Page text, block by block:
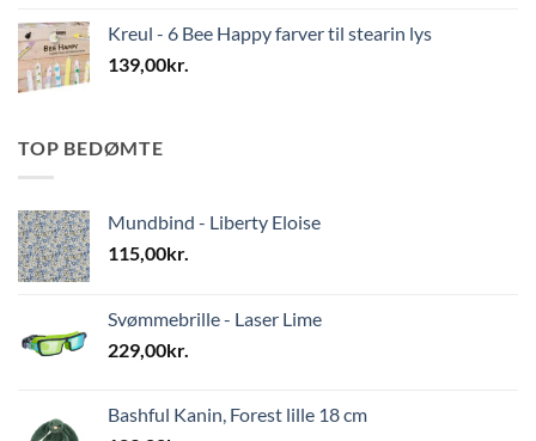
Kreul - 6 Bee Happy farver til stearin lys
139,00kr.
TOP BEDØMTE
Mundbind - Liberty Eloise
115,00kr.
Svømmebrille - Laser Lime
229,00kr.
Bashful Kanin, Forest lille 18 cm